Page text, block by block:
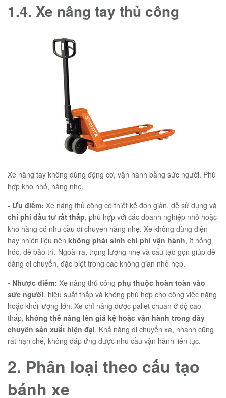
1.4. Xe nâng tay thủ công
Xe nâng tay không dùng động cơ, vận hành bằng sức người. Phù
hợp kho nhỏ, hàng nhẹ.
- Ưu điểm: Xe nâng thủ công có thiết kế đơn giản, dễ sử dụng và
chi phí đầu tư rất thấp, phù hợp với các doanh nghiệp nhỏ hoặc
kho hàng có nhu cầu di chuyển hàng nhẹ. Xe không dùng điện
hay nhiên liệu nên không phát sinh chi phí vận hành, ít hỏng
hóc, dễ bảo trì. Ngoài ra, trọng lượng nhẹ và cấu tạo gọn giúp dễ
dàng di chuyển, đặc biệt trong các không gian nhỏ hẹp.
- Nhược điểm: Xe nâng thủ công phụ thuộc hoàn toàn vào
sức người, hiệu suất thấp và không phù hợp cho công việc nặng
hoặc khối lượng lớn. Xe chỉ nâng được pallet chuẩn ở độ cao
thấp, không thể nâng lên giá kệ hoặc vận hành trong dây
chuyền sản xuất hiện đại. Khả năng di chuyển xa, nhanh cũng
rất hạn chế, không đáp ứng được nhu cầu vận hành liên tục.
2. Phân loại theo cấu tạo
bánh xe